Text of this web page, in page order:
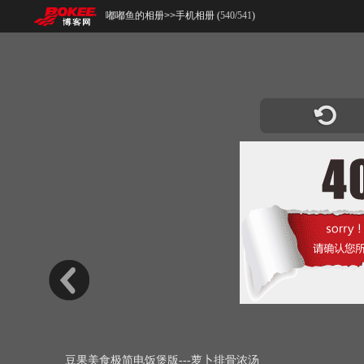
嘟嘟鱼的相册>>手机相册 (540/541)
豆果美食极简电饭煲版---萝卜排骨浓汤